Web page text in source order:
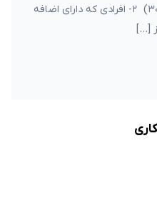
است: ۱- افراد چاق (دارای BMI بالای ۳۰) ۲- افرادی که دارای اضافه